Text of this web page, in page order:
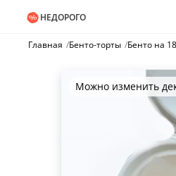
НЕДОРОГО
Главная /Бенто-торты /Бенто на
Можно изменить
Цвет покрытия,
элементы и фигурки.